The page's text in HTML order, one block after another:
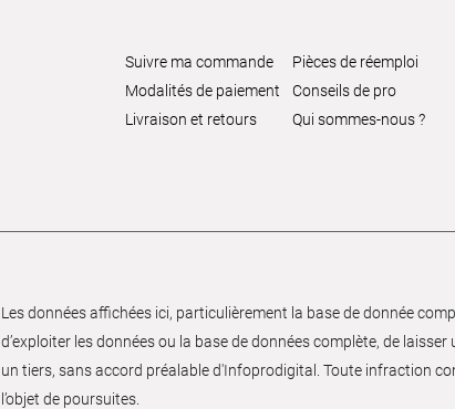
Suivre ma commande
Modalités de paiement
Livraison et retours
Pièces de réemploi
Conseils de pro
Qui sommes-nous ?
Les données affichées ici, particulièrement la base de donnée
d’exploiter les données ou la base de données complète, de
un tiers, sans accord préalable d'Infoprodigital. Toute infraction
l’objet de poursuites.